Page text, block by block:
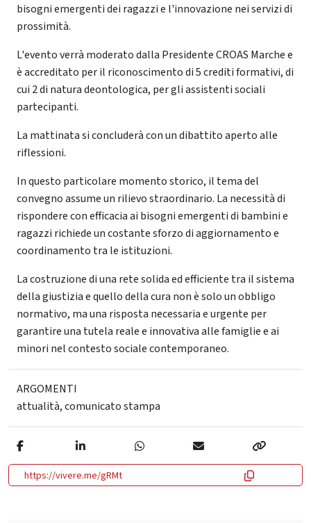
bisogni emergenti dei ragazzi e l'innovazione nei servizi di
prossimità.
L'evento verrà moderato dalla Presidente CROAS Marche e
è accreditato per il riconoscimento di 5 crediti formativi, di
cui 2 di natura deontologica, per gli assistenti sociali
partecipanti.
La mattinata si concluderà con un dibattito aperto alle
riflessioni.
In questo particolare momento storico, il tema del
convegno assume un rilievo straordinario. La necessità di
rispondere con efficacia ai bisogni emergenti di bambini e
ragazzi richiede un costante sforzo di aggiornamento e
coordinamento tra le istituzioni.
La costruzione di una rete solida ed efficiente tra il sistema
della giustizia e quello della cura non è solo un obbligo
normativo, ma una risposta necessaria e urgente per
garantire una tutela reale e innovativa alle famiglie e ai
minori nel contesto sociale contemporaneo.
ARGOMENTI
attualità,comunicato stampa
https://vivere.me/gRMt